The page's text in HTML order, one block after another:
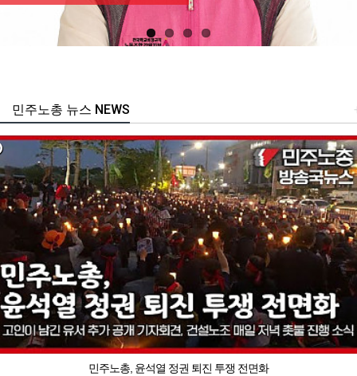
주노총 뉴스 NEWS
민주노총, 윤석열 정권 퇴진 투쟁 전면화